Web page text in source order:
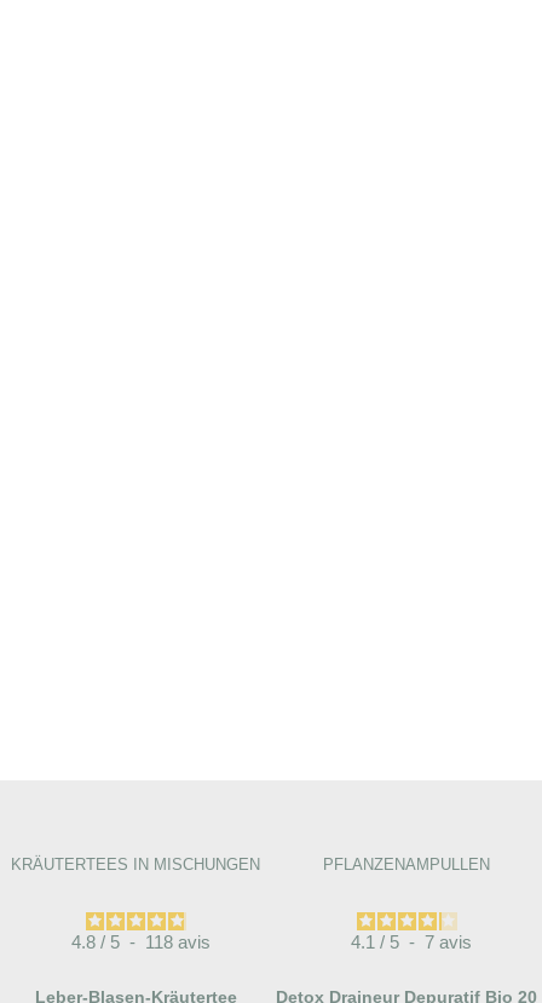
KRÄUTERTEES IN MISCHUNGEN
4.8 / 5 - 118 avis
Leber-Blasen-Kräutertee
PFLANZENAMPULLEN
4.1 / 5 - 7 avis
Detox Draineur Depuratif Bio 20